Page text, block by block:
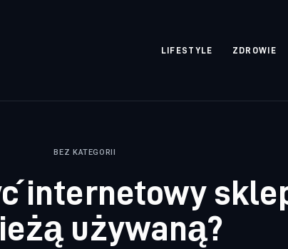
LIFESTYLE ZDROWIE
BEZ KATEGORII
internetowy
używaną?